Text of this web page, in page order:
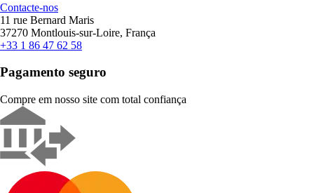
Contacte-nos
11 rue Bernard Maris
37270 Montlouis-sur-Loire, França
+33 1 86 47 62 58
Pagamento seguro
Compre em nosso site com total confiança